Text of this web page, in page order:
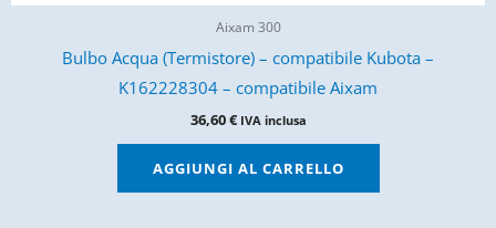
Aixam 300
Bulbo Acqua (Termistore) – compatibile Kubota –
K162228304 – compatibile Aixam
36,60€ IVA inclusa
AGGIUNGI AL CARRELLO